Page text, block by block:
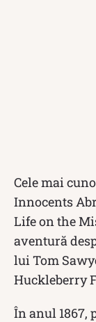
Cele mai
Innocents
Life on the
aventură
lui Tom
Huckleberry
În anul 1867,